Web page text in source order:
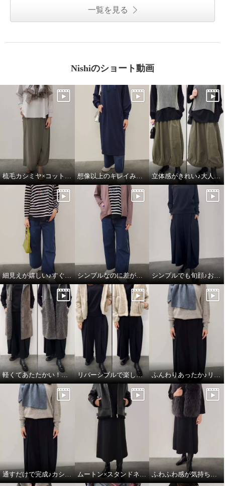
一覧を見る
Nishiのショート動画
梳毛カシミヤ×コットンラミー 箔プリントストール 想像以上のキレイみえ♪大人のフーディワンピ 立体感がきれい♪大人のハンサムスカート
細見えが嬉しい♪すぐ使える楽ちんコーデ シンプルなのに差がつく♪綺麗みえコーデ シンプルでも旬顔♪おすすめワントーンコーデ
軽くてあたたかい！フェイクムートンジレ リバーシブルで楽しめる♪あったかフェイクムートン ふんわりあったか♪リネン×カシミヤの心地良さ
通すだけで完成♪カシミヤのごほうびマフラー ムートン×スタンドネックのこなれ感 ふわふわ感が気持ちいい♪大人の贅沢ベスト